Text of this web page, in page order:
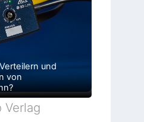
und
von
Verlag